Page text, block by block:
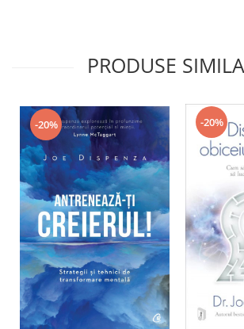
PRODUSE
-20% -20%